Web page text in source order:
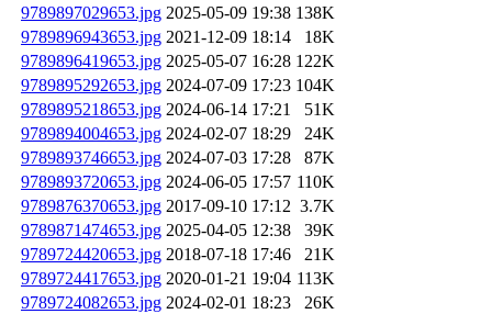
9789897029653.jpg 2025-05-09 19:38 138K
9789896943653.jpg 2021-12-09 18:14
18K
9789896419653.jpg 2025-05-07 16:28 122K
9789895292653.jpg 2024-07-09 17:23 104K
9789895218653.jpg 2024-06-14 17:21
51K
9789894004653.jpg 2024-02-07 18:29
24K
9789893746653.jpg 2024-07-03 17:28
87K
9789893720653.jpg 2024-06-05 17:57 110K
9789876370653.jpg 2017-09-10 17:12 3.7K
9789871474653.jpg 2025-04-05 12:38
39K
9789724420653.jpg 2018-07-18 17:46
21K
9789724417653.jpg 2020-01-21 19:04 113K
9789724082653.jpg 2024-02-01 18:23
26K